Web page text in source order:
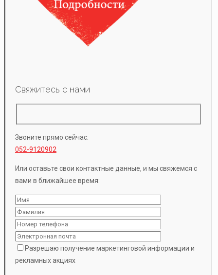
Свяжитесь с нами
Звоните прямо сейчас:
052-9120902
Или оставьте свои контактные данные, и мы свяжемся с
вами в ближайшее время:
Разрешаю получение маркетинговой информации и
рекламных акциях